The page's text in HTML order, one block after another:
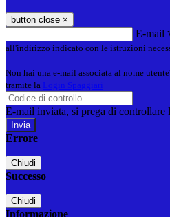
button close ×
E-mail
all'indirizzo indicato con le istruzioni
Non hai una e-mail associata al nome
tramite la Login Spaggiari
E-mail inviata, si prega di controllare
Errore
Chiudi
Successo
Chiudi
Informazione